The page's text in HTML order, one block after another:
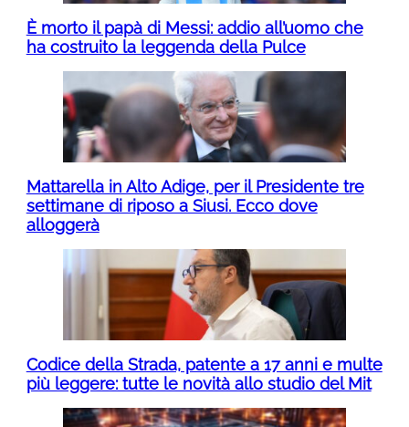
È morto il papà di Messi: addio all’uomo che
ha costruito la leggenda della Pulce
Mattarella in Alto Adige, per il Presidente tre
settimane di riposo a Siusi. Ecco dove
alloggerà
Codice della Strada, patente a 17 anni e multe
più leggere: tutte le novità allo studio del Mit